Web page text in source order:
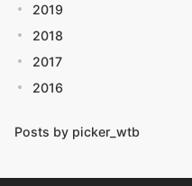
2019
2018
2017
2016
Posts by picker_wtb